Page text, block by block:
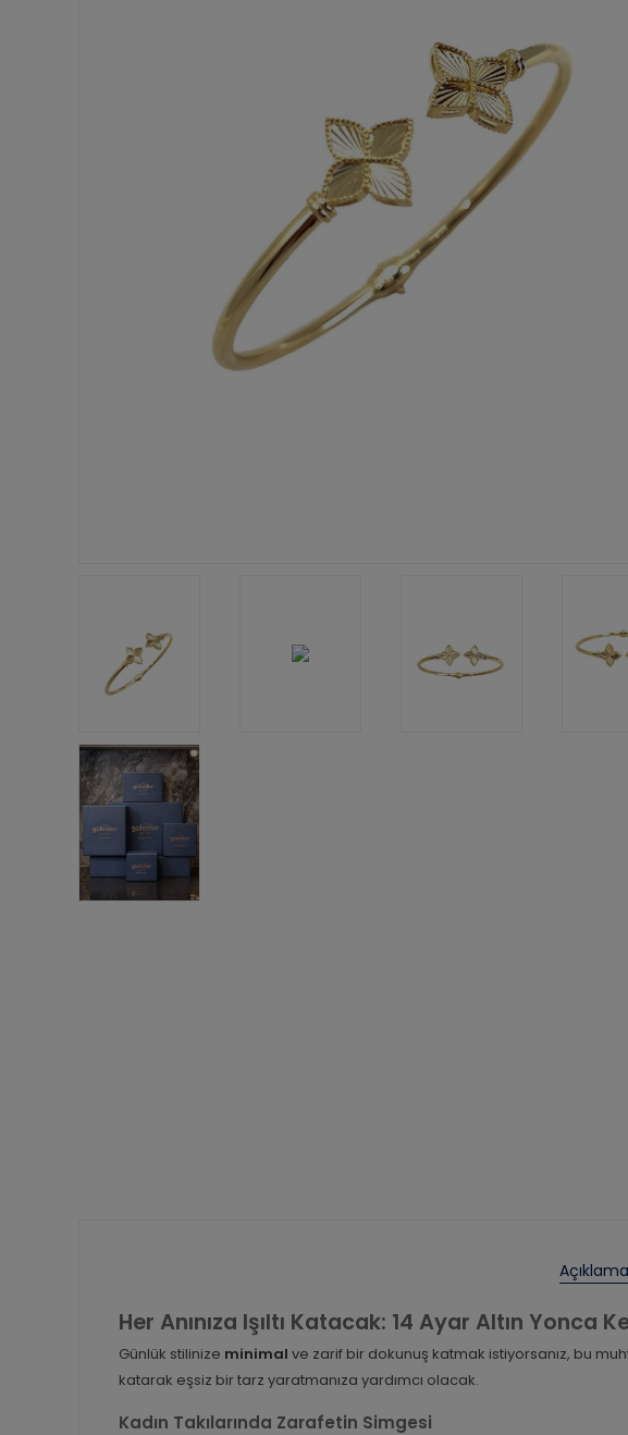
Her Anınıza Işıltı Katacak: 14 Ayar Altın Yonca
Günlük stilinize minimal ve zarif bir dokunuş katmak istiyorsanız, bu
katarak eşsiz bir tarz yaratmanıza yardımcı olacak.
Kadın Takılarında Zarafetin Simgesi